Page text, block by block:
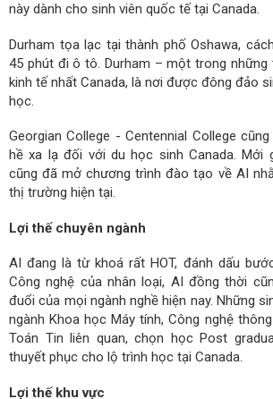
này dành cho sinh viên quốc tế tại Canada.
Durham tọa lạc tại thành phố Oshawa,
45 phút đi ô tô. Durham – một trong những
kinh tế nhất Canada, là nơi được đông đảo
học.
Georgian College - Centennial College
hề xa lạ đối với du học sinh Canada. Mới
cũng đã mở chương trình đào tạo về AI
thị trường hiện tại.
Lợi thế chuyên ngành
AI đang là từ khoá rất HOT, đánh dấu
Công nghệ của nhân loại, AI đồng thời
đuổi của mọi ngành nghề hiện nay. Những
ngành Khoa học Máy tính, Công nghệ
Toán Tin liên quan, chọn học Post
thuyết phục cho lộ trình học tại Canada.
Lợi thế khu vực